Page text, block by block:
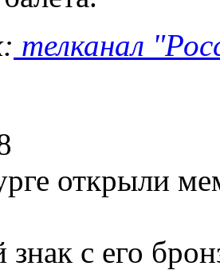
телканал
открыли
с его